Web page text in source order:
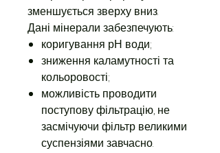
зменшується зверху вниз.
Дані мінерали забезпечують:
коригування рН води;
зниження каламутності та
кольоровості;
можливість проводити
поступову фільтрацію, не
засмічуючи фільтр великими
суспензіями завчасно.